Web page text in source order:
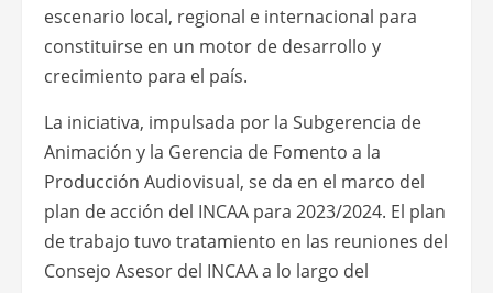
escenario local, regional e internacional para
constituirse en un motor de desarrollo y
crecimiento para el país.
La iniciativa, impulsada por la Subgerencia de
Animación y la Gerencia de Fomento a la
Producción Audiovisual, se da en el marco del
plan de acción del INCAA para 2023/2024. El plan
de trabajo tuvo tratamiento en las reuniones del
Consejo Asesor del INCAA a lo largo del